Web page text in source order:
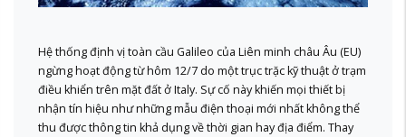
Hệ thống định vị toàn cầu Galileo của Liên minh châu Âu (EU)
ngừng hoạt động từ hôm 12/7 do một trục trặc kỹ thuật ở trạm
điều khiển trên mặt đất ở Italy. Sự cố này khiến mọi thiết bị
nhận tín hiệu như những mẫu điện thoại mới nhất không thể
thu được thông tin khả dụng về thời gian hay địa điểm. Thay